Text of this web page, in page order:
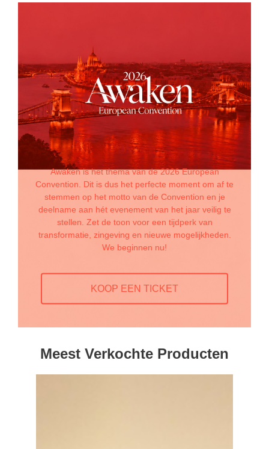
Awaken is het thema van de 2026 European
Convention. Dit is dus het perfecte moment om af te
stemmen op het motto van de Convention en je
deelname aan hét evenement van het jaar veilig te
stellen. Zet de toon voor een tijdperk van
transformatie, zingeving en nieuwe mogelijkheden.
We beginnen nu!
KOOP EEN TICKET
Meest Verkochte Producten